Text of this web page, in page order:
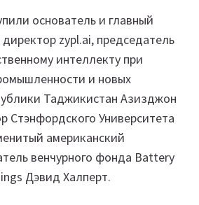
основатель и главный
zypl.ai, председатель
интеллекту при
и новых
Таджикистан Азизджон
Стэнфордского Университета
американский
венчурного фонда Battery
Дэвид Халперт.